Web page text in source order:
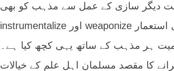
دیگر سازی کے عمل سے مذہب کو بھی
instrumentalize اور weaponize کر دے۔ یہ ایک عالمی مظہر تھا اور مغربی استعمار
ہر مذہب کے ساتھ یہی کچھ کیا ہے۔
کا مقصد مسلمان اہل علم کے خیالات